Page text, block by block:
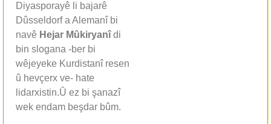
Diyasporayê li bajarê
Dûsseldorf a Alemanî bi
navê Hejar Mûkiryanîdi
bin slogana -ber bi
wêjeyeke Kurdistanî resen
û hevçerx ve- hate
lidarxistin.Û ez bi şanazî
wek endam beşdar bûm.